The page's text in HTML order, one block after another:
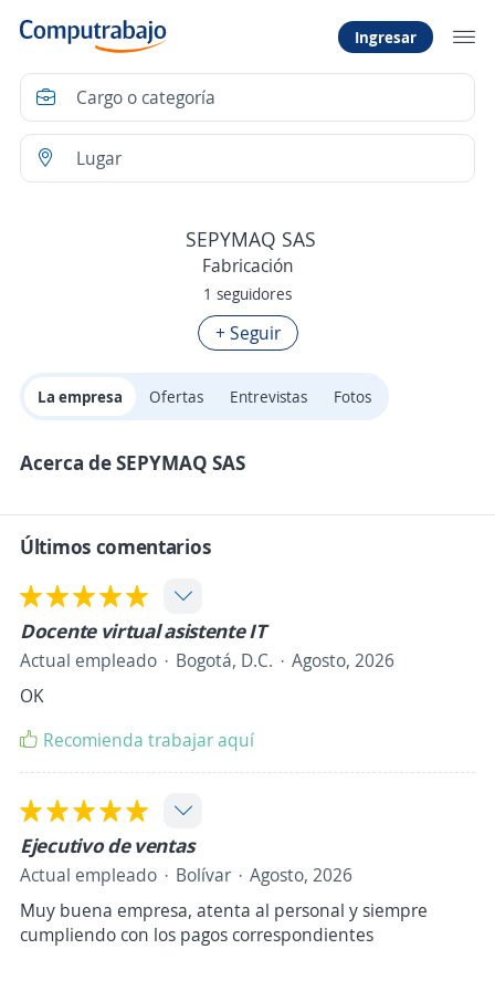
Ingresar
SEPYMAQ SAS
Fabricación
1 seguidores
+ Seguir
La empresa Ofertas Entrevistas Fotos
Acerca de SEPYMAQ SAS
Últimos comentarios
Docente virtual asistente IT
Actual empleado Bogotá, D.C.
Agosto, 2026
OK
Recomienda trabajar aquí
Ejecutivo de ventas
Actual empleado Bolívar
Agosto, 2026
Muy buena empresa, atenta al personal y siempre
cumpliendo con los pagos correspondientes